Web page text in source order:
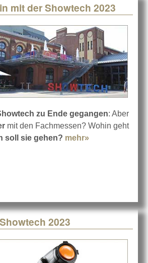
mit der Showtech 2023
zu Ende gegangen: Aber
mit den Fachmessen? Wohin geht
soll sie gehen? mehr»
2023